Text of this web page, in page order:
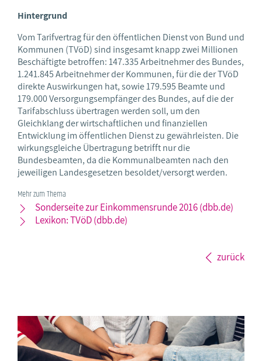
Hintergrund
Vom Tarifvertrag für den öffentlichen Dienst von Bund und
Kommunen (TVöD) sind insgesamt knapp zwei Millionen
Beschäftigte betroffen: 147.335 Arbeitnehmer des Bundes,
1.241.845 Arbeitnehmer der Kommunen, für die der TVöD
direkte Auswirkungen hat, sowie 179.595 Beamte und
179.000 Versorgungsempfänger des Bundes, auf die der
Tarifabschluss übertragen werden soll, um den
Gleichklang der wirtschaftlichen und finanziellen
Entwicklung im öffentlichen Dienst zu gewährleisten. Die
wirkungsgleiche Übertragung betrifft nur die
Bundesbeamten, da die Kommunalbeamten nach den
jeweiligen Landesgesetzen besoldet/versorgt werden.
Mehr zum Thema
Sonderseite zur Einkommensrunde 2016 (dbb.de)
Lexikon: TVöD (dbb.de)
zurück